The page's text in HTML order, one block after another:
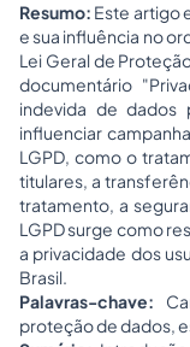
Resumo: Este artigo
e sua influência no
Lei Geral de
documentário
indevida de dados
influenciar
LGPD, como o
titulares, a
tratamento, a
LGPD surge como
a privacidade dos
Brasil.
Palavras-chave:
proteção de dados,